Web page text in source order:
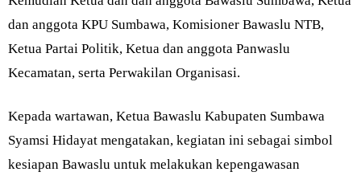
dan anggota KPU Sumbawa, Komisioner Bawaslu NTB,
Ketua Partai Politik, Ketua dan anggota Panwaslu
Kecamatan, serta Perwakilan Organisasi.
Kepada wartawan, Ketua Bawaslu Kabupaten Sumbawa
Syamsi Hidayat mengatakan, kegiatan ini sebagai simbol
kesiapan Bawaslu untuk melakukan kepengawasan